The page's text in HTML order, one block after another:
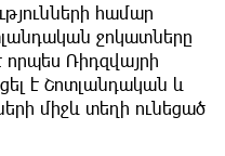
համար
ջոկատները
որպես Ռիդզվայրի
է Շոտլանդական և
միջև տեղի ունեցած